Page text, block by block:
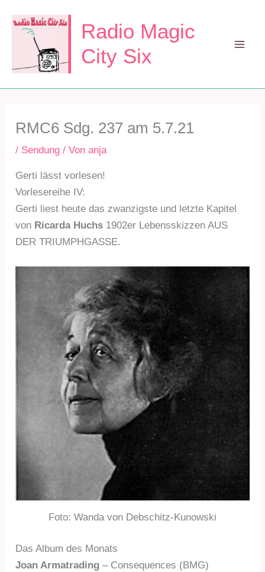
Inhalt
springen
Radio Magic
City Six
RMC6 Sdg. 237 am 5.7.21
/ Sendung / Vonanja
Gerti lässt vorlesen!
Vorlesereihe IV:
Gerti liest heute das zwanzigste und letzte Kapitel
von Ricarda Huchs 1902er Lebensskizzen AUS
DER TRIUMPHGASSE.
Foto: Wanda von Debschitz-Kunowski
Das Album des Monats
Joan Armatrading – Consequences (BMG)